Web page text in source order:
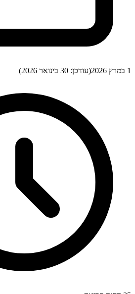
1 במרץ 2026 (עודכן: 30 בינואר 2026 )